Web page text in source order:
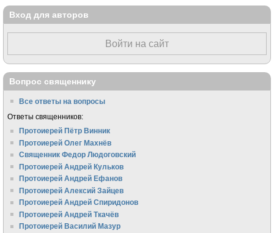
Вход для авторов
Войти на сайт
Вопрос священнику
Все ответы на вопросы
Ответы священников:
Протоиерей Пётр Винник
Протоиерей Олег Махнёв
Священник Федор Людоговский
Протоиерей Андрей Кульков
Протоиерей Андрей Ефанов
Протоиерей Алексий Зайцев
Протоиерей Андрей Спиридонов
Протоиерей Андрей Ткачёв
Протоиерей Василий Мазур